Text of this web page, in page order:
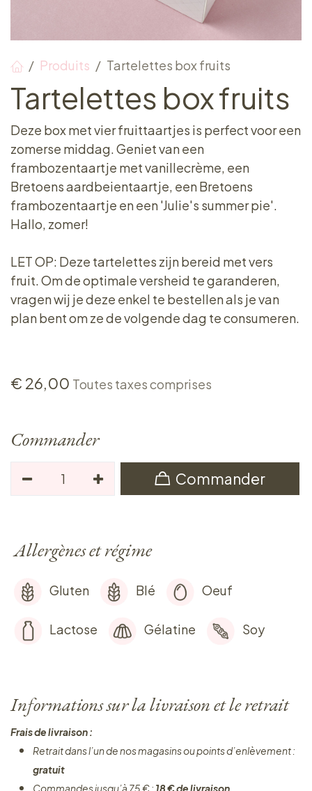
Produits Tartelettes box fruits
Tartelettes box fruits
Deze box met vier fruittaartjes is perfect voor een
zomerse middag. Geniet van een
frambozentaartje met vanillecrème, een
Bretoens aardbeientaartje, een Bretoens
frambozentaartje en een 'Julie's summer pie'.
Hallo, zomer!
LET OP: Deze tartelettes zijn bereid met vers
fruit. Om de optimale versheid te garanderen,
vragen wij je deze enkel te bestellen als je van
plan bent om ze de volgende dag te consumeren.
€ 26,00 Toutes taxes comprises
Commander
Commander
Allergènes et régime
Gluten Blé Oeuf
Lactose Gélatine Soy
Informations sur la livraison et le retrait
Frais de livraison :
Retrait dans l’un de nos magasins ou points d’enlèvement :
gratuit
Commandes jusqu’à 75 € : 18 € de livraison